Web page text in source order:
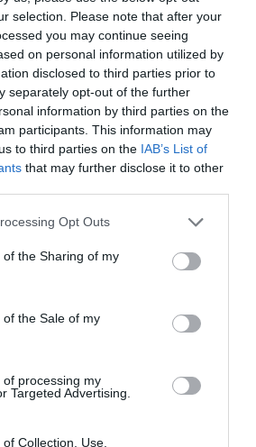
selection. Please note that after your
you may continue seeing
on personal information utilized by
disclosed to third parties prior to
separately opt-out of the further
information by third parties on the
participants. This information may
to third parties on the IAB’s List of
that may further disclose it to other
Opt Outs
the Sharing of my
the Sale of my
processing my
Targeted Advertising.
Collection, Use,
un año las
trabajo de este
multiplicado por
de talento foráneo. En este
una buena noticia", aseguran
vocaciones TIC en Catalunya
universitarios TIC han
y los titulados de FP han
al año anterior.
foráneo, clave